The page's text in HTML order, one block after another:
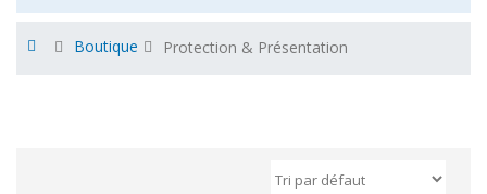
Boutique Protection & Présentation